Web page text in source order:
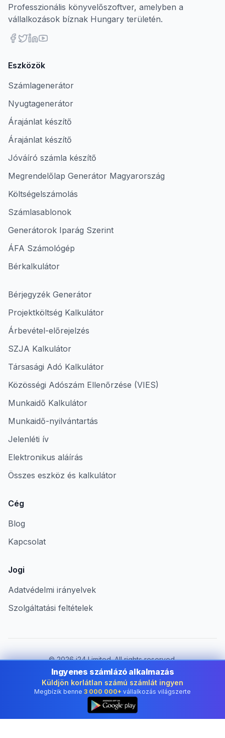
Professzionális könyvelőszoftver, amelyben a
vállalkozások bíznak Hungary területén.
Eszközök
Számlagenerátor
Nyugtagenerátor
Árajánlat készítő
Árajánlat készítő
Jóváíró számla készítő
Megrendelőlap Generátor Magyarország
Költségelszámolás
Számlasablonok
Generátorok Iparág Szerint
ÁFA Számológép
Bérkalkulátor
Bérjegyzék Generátor
Projektköltség Kalkulátor
Árbevétel-előrejelzés
SZJA Kalkulátor
Társasági Adó Kalkulátor
Közösségi Adószám Ellenőrzése (VIES)
Munkaidő Kalkulátor
Munkaidő-nyilvántartás
Jelenléti ív
Elektronikus aláírás
Összes eszköz és kalkulátor
Cég
Blog
Kapcsolat
Jogi
Adatvédelmi irányelvek
Szolgáltatási feltételek
©2026i24 Limited. All rights reserved.
Vállalkozások számára Hungary területén
Ország módosítása:
Hungary
Ingyenes számlázó alkalmazás
Küldjön korlátlan számú számlát ingyen
Megbízik benne 3 000 000+ vállalkozás világszerte